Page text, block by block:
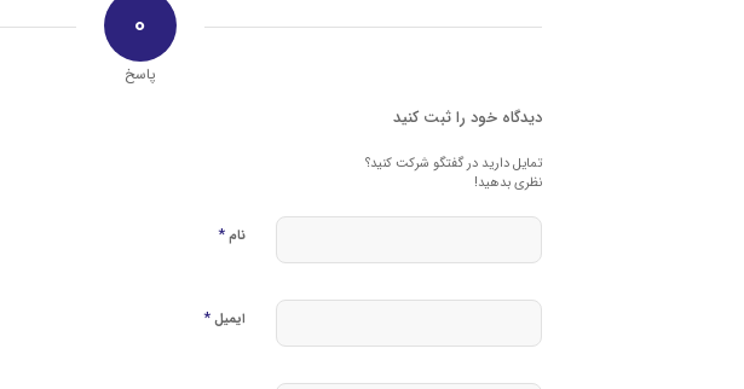
0
پاسخ
دیدگاه خود را ثبت کنید
تمایل دارید در گفتگو شرکت کنید؟
نظری بدهید!
نام*
ایمیل*